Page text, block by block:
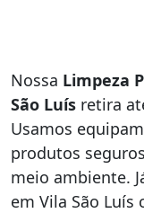
Nossa Limpeza
São Luís retira
Usamos
produtos
meio ambiente.
em Vila São Luís